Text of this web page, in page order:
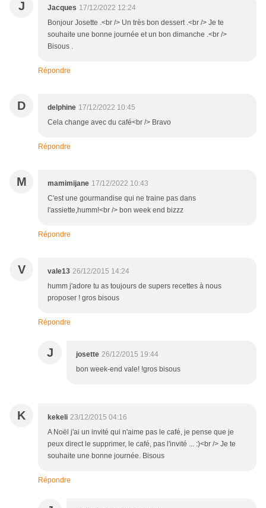
J Jacques 17/12/2022 12:24
Bonjour Josette .<br /> Un très bon dessert .<br /> Je te
souhaite une bonne journée et un bon dimanche .<br />
Bisous .
Répondre
D delphine 17/12/2022 10:45
Cela change avec du café<br /> Bravo
Répondre
M mamimijane 17/12/2022 10:43
C'est une gourmandise qui ne traine pas dans
l'assiette,humm!<br /> bon week end bizzz
Répondre
V vale13 26/12/2015 14:24
humm j'adore tu as toujours de supers recettes à nous
proposer ! gros bisous
Répondre
J josette 26/12/2015 19:44
bon week-end vale! !gros bisous
K kekeli 23/12/2015 04:16
A Noël j'ai un invité qui n'aime pas le café, je pense que je
peux direct le supprimer, le café, pas l'invité ... :)<br /> Je te
souhaite une bonne journée. Bisous
Répondre